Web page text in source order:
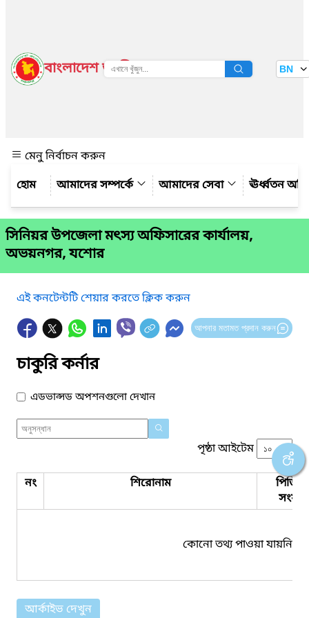
বাংলাদেশ জাতীয় তথ্য বাতায়ন BN
মেনু নির্বাচন করুন
আমাদের সম্পর্কে
আমাদের সেবা ঊর্ধ্বতন
সিনিয়র উপজেলা মৎস্য অফিসারের কার্যালয়,
অভয়নগর, যশোর
এই কনটেন্টটি শেয়ার করতে ক্লিক করুন
আপনার মতামত প্রদান করুন
চাকুরি কর্নার
এডভান্সড অপশনগুলো দেখান
পৃষ্ঠা আইটেম
নং শিরোনাম
কোনো তথ্য পাওয়া যায়নি।
আর্কাইভ দেখুন